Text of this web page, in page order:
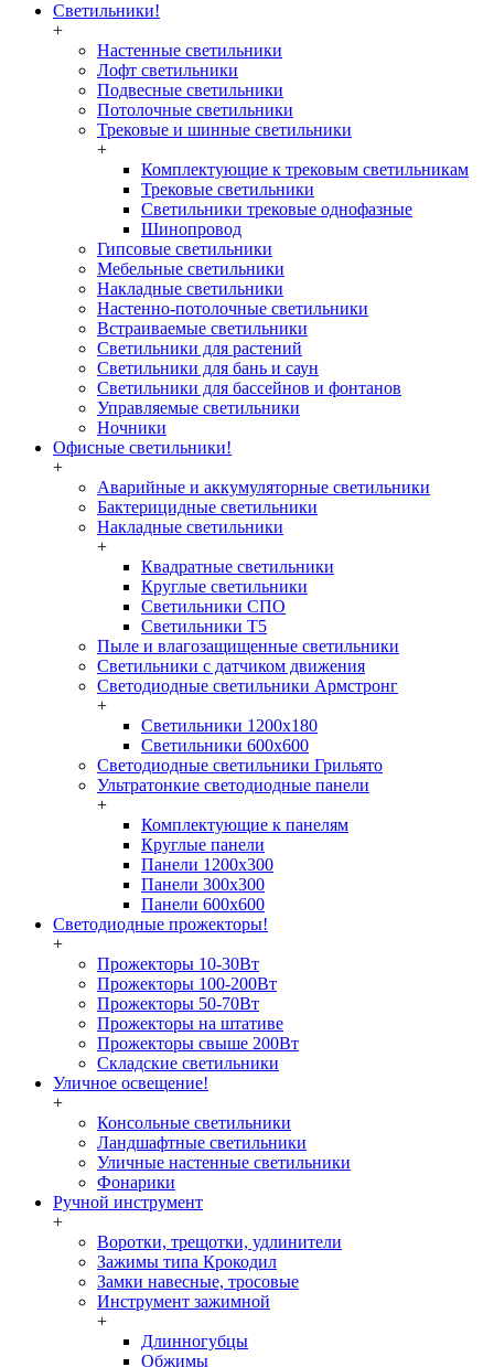
Светильники!
+
Настенные светильники
Лофт светильники
Подвесные светильники
Потолочные светильники
Трековые и шинные светильники
+
Комплектующие к трековым светильникам
Трековые светильники
Светильники трековые однофазные
Шинопровод
Гипсовые светильники
Мебельные светильники
Накладные светильники
Настенно-потолочные светильники
Встраиваемые светильники
Светильники для растений
Светильники для бань и саун
Светильники для бассейнов и фонтанов
Управляемые светильники
Ночники
Офисные светильники!
+
Аварийные и аккумуляторные светильники
Бактерицидные светильники
Накладные светильники
+
Квадратные светильники
Круглые светильники
Светильники СПО
Светильники Т5
Пыле и влагозащищенные светильники
Светильники с датчиком движения
Светодиодные светильники Армстронг
+
Светильники 1200х180
Светильники 600х600
Светодиодные светильники Грильято
Ультратонкие светодиодные панели
+
Комплектующие к панелям
Круглые панели
Панели 1200х300
Панели 300х300
Панели 600х600
Светодиодные прожекторы!
+
Прожекторы 10-30Вт
Прожекторы 100-200Вт
Прожекторы 50-70Вт
Прожекторы на штативе
Прожекторы свыше 200Вт
Складские светильники
Уличное освещение!
+
Консольные светильники
Ландшафтные светильники
Уличные настенные светильники
Фонарики
Ручной инструмент
+
Воротки, трещотки, удлинители
Зажимы типа Крокодил
Замки навесные, тросовые
Инструмент зажимной
+
Длинногубцы
Обжимы